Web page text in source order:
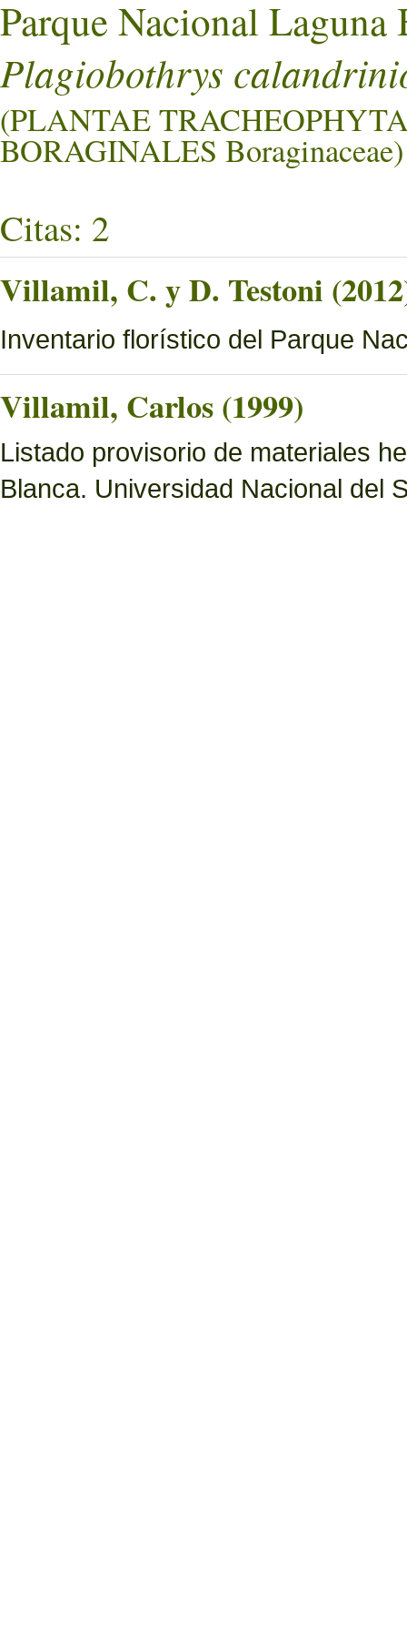
Parque Nacional Laguna
Plagiobothrys
(PLANTAE
BORAGINALES Boraginaceae)
Citas: 2
Villamil, C. y D. Testoni
Inventario florístico del Parque
Villamil, Carlos (1999)
Listado provisorio de materiales
Blanca. Universidad Nacional del